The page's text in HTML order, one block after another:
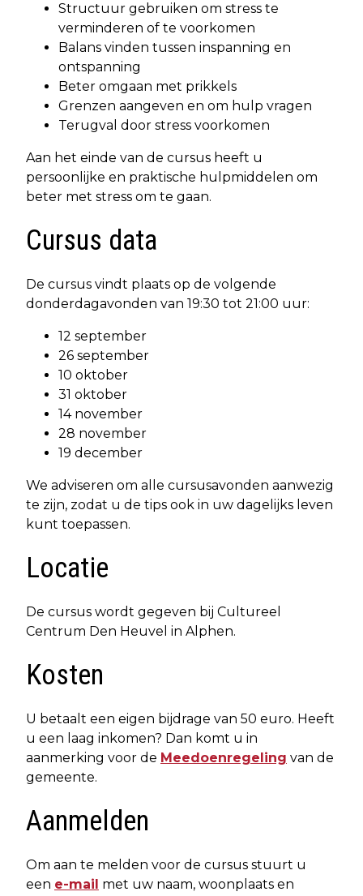
Structuur gebruiken om stress te
verminderen of te voorkomen
Balans vinden tussen inspanning en
ontspanning
Beter omgaan met prikkels
Grenzen aangeven en om hulp vragen
Terugval door stress voorkomen
Aan het einde van de cursus heeft u
persoonlijke en praktische hulpmiddelen om
beter met stress om te gaan.
Cursus data
De cursus vindt plaats op de volgende
donderdagavonden van 19:30 tot 21:00 uur:
12 september
26 september
10 oktober
31 oktober
14 november
28 november
19 december
We adviseren om alle cursusavonden aanwezig
te zijn, zodat u de tips ook in uw dagelijks leven
kunt toepassen.
Locatie
De cursus wordt gegeven bij Cultureel
Centrum Den Heuvel in Alphen.
Kosten
U betaalt een eigen bijdrage van 50 euro. Heeft
u een laag inkomen? Dan komt u in
aanmerking voor de Meedoenregeling van de
gemeente.
Aanmelden
Om aan te melden voor de cursus stuurt u
een e-mail met uw naam, woonplaats en